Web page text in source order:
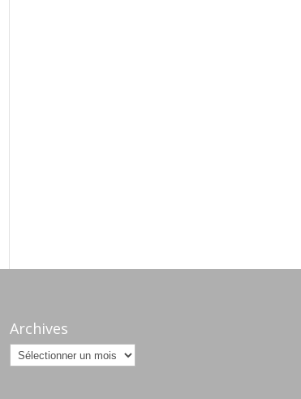
Archives
Archives